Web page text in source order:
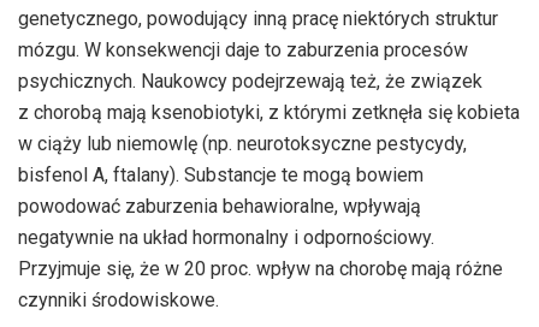
genetycznego, powodujący inną pracę niektórych struktur
mózgu. W konsekwencji daje to zaburzenia procesów
psychicznych. Naukowcy podejrzewają też, że związek
z chorobą mają ksenobiotyki, z którymi zetknęła się kobieta
w ciąży lub niemowlę (np. neurotoksyczne pestycydy,
bisfenol A, ftalany). Substancje te mogą bowiem
powodować zaburzenia behawioralne, wpływają
negatywnie na układ hormonalny i odpornościowy.
Przyjmuje się, że w 20 proc. wpływ na chorobę mają różne
czynniki środowiskowe.